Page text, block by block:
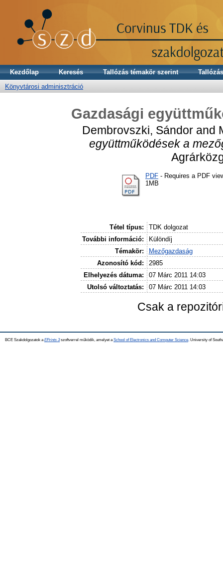
Kezdőlap Keresés Tallózás témakör szerint
Könyvtárosi adminisztráció
Gazdasági
Dembrovszki, Sándorand
együttműködések a
PDF - Requires a PDF
1MB
Tétel típus:
TDK dolgozat
További információ:
Különdíj
Témakör:
Mezőgazdaság
Azonosító kód:
2985
Elhelyezés dátuma:
07 Márc 2011 14:03
Utolsó változtatás:
07 Márc 2011 14:03
Csak a
BCE Szakdolgozatok a EPrints 3szoftverrel működik, amelyet a School of Electronics and Computer Science, University of